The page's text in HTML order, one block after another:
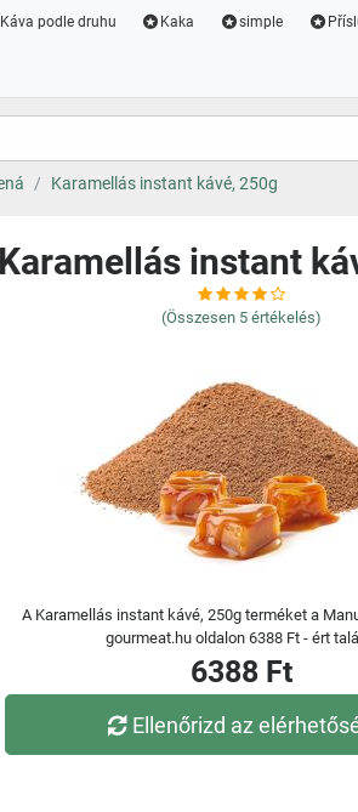
Káva podle druhu Kaka simple
Karamellás instant kávé, 250g
Karamellás instant
(Összesen 5 értékelés)
A Karamellás instant kávé, 250g terméket a
gourmeat.hu oldalon 6388 Ft - ért
6388 Ft
Ellenőrizd az